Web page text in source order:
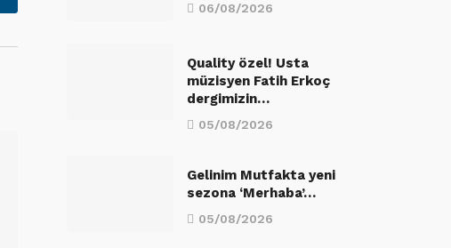
06/08/2026
Quality özel! Usta
müzisyen Fatih Erkoç
dergimizin…
05/08/2026
Gelinim Mutfakta yeni
sezona ‘Merhaba’…
05/08/2026